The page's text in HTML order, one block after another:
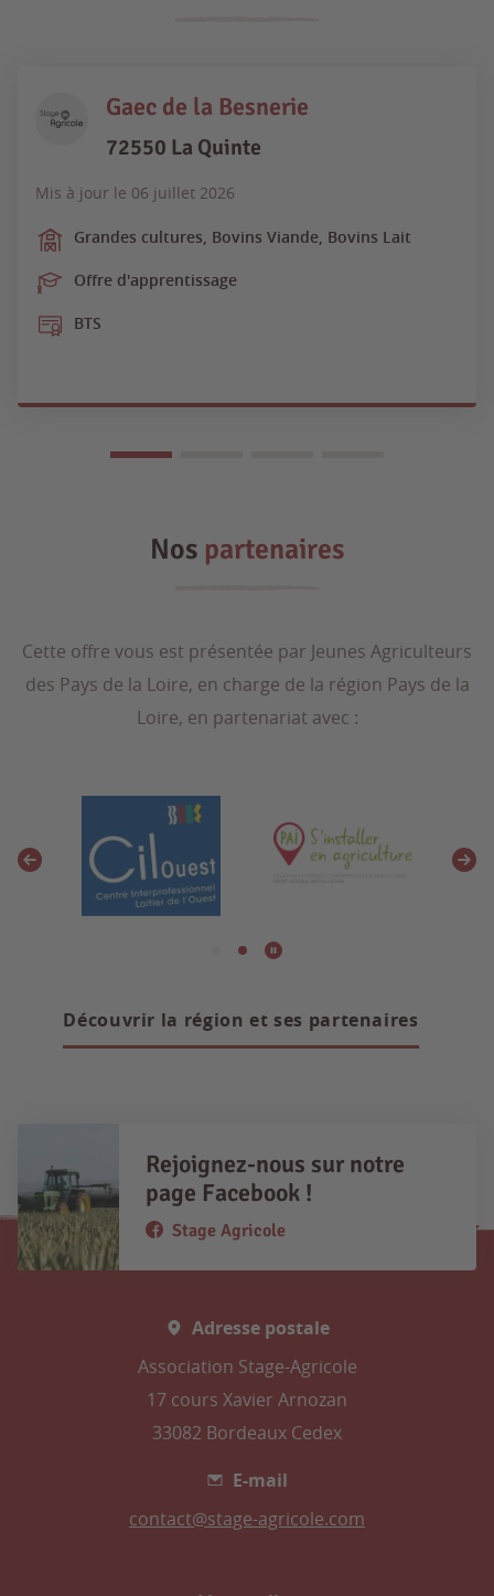
Gaec de la Besnerie
72550 La Quinte
Mis à jour le 06 juillet 2026
Grandes cultures, Bovins Viande, Bovins Lait
Offre d'apprentissage
BTS
Nos partenaires
Cette offre vous est présentée par Jeunes Agriculteurs
des Pays de la Loire, en charge de la région Pays de la
Loire, en partenariat avec :
Découvrir la région et ses partenaires
Rejoignez-nous sur notre
page Facebook !
Stage Agricole
Adresse postale
Association Stage-Agricole
17 cours Xavier Arnozan
33082 Bordeaux Cedex
E-mail
contact@stage-agricole.com